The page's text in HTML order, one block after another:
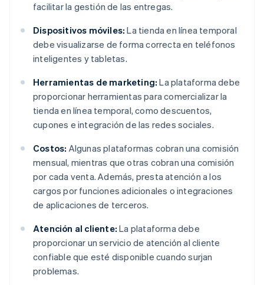
facilitar la gestión de las entregas.
Dispositivos móviles: La tienda en línea temporal
debe visualizarse de forma correcta en teléfonos
inteligentes y tabletas.
Herramientas de marketing: La plataforma debe
proporcionar herramientas para comercializar la
tienda en línea temporal, como descuentos,
cupones e integración de las redes sociales.
Costos: Algunas plataformas cobran una comisión
mensual, mientras que otras cobran una comisión
por cada venta. Además, presta atención a los
cargos por funciones adicionales o integraciones
de aplicaciones de terceros.
Atención al cliente: La plataforma debe
proporcionar un servicio de atención al cliente
confiable que esté disponible cuando surjan
problemas.